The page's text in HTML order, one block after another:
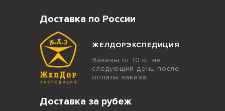
Доставка по России
ЖЕЛДОРЭКСПЕДИЦИЯ
Заказы от 10 кг на
следующий день после
оплаты заказа.
Доставка за рубеж